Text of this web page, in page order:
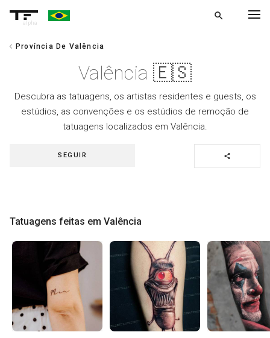
alpha
search
chevron_left Província De Valência
Valência 🇪🇸
Descubra as tatuagens, os artistas residentes e guests, os
estúdios, as convenções e os estúdios de remoção de
tatuagens localizados em Valência.
share
SEGUIR
Tatuagens feitas em Valência